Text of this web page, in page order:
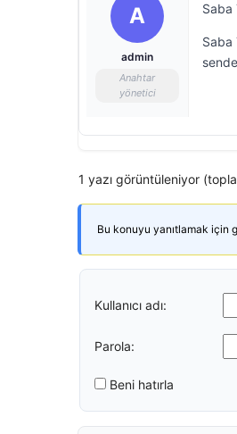
A
admin
Anahtar
yönetici
Saba
Saba
1 yazı görüntüleniyor
Bu konuyu yanıtlamak için
Kullanıcı adı:
Parola:
Beni hatırla